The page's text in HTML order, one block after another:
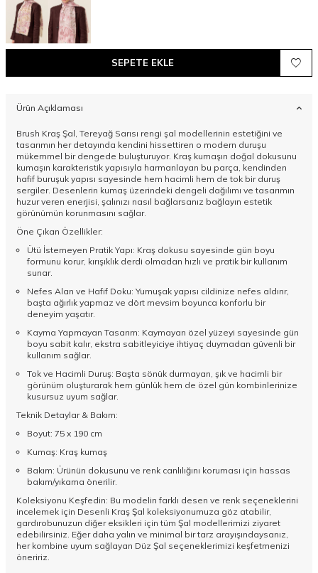
SEPETE EKLE
Ürün Açıklaması
Brush Kraş Şal, Tereyağ Sarısı rengi şal modellerinin estetiğini ve
tasarımın her detayında kendini hissettiren o modern duruşu
mükemmel bir dengede buluşturuyor. Kraş kumaşın doğal dokusunu
kumaşın karakteristik yapısıyla harmanlayan bu parça, kendinden
hafif buruşuk yapısı sayesinde hem hacimli hem de tok bir duruş
sergiler. Desenlerin kumaş üzerindeki dengeli dağılımı ve tasarımın
huzur veren enerjisi, şalınızı nasıl bağlarsanız bağlayın estetik
görünümün korunmasını sağlar.
Öne Çıkan Özellikler:
Ütü İstemeyen Pratik Yapı: Kraş dokusu sayesinde gün boyu
formunu korur, kırışıklık derdi olmadan hızlı ve pratik bir kullanım
sunar.
Nefes Alan ve Hafif Doku: Yumuşak yapısı cildinize nefes aldırır,
başta ağırlık yapmaz ve dört mevsim boyunca konforlu bir
deneyim yaşatır.
Kayma Yapmayan Tasarım: Kaymayan özel yüzeyi sayesinde gün
boyu sabit kalır, ekstra sabitleyiciye ihtiyaç duymadan güvenli bir
kullanım sağlar.
Tok ve Hacimli Duruş: Başta sönük durmayan, şık ve hacimli bir
görünüm oluşturarak hem günlük hem de özel gün kombinlerinize
kusursuz uyum sağlar.
Teknik Detaylar & Bakım:
Boyut: 75 x 190 cm
Kumaş: Kraş kumaş
Bakım: Ürünün dokusunu ve renk canlılığını koruması için hassas
bakım/yıkama önerilir.
Koleksiyonu Keşfedin: Bu modelin farklı desen ve renk seçeneklerini
incelemek için Desenli Kraş Şal koleksiyonumuza göz atabilir,
gardırobunuzun diğer eksikleri için tüm Şal modellerimizi ziyaret
edebilirsiniz. Eğer daha yalın ve minimal bir tarz arayışındaysanız,
her kombine uyum sağlayan Düz Şal seçeneklerimizi keşfetmenizi
öneririz.